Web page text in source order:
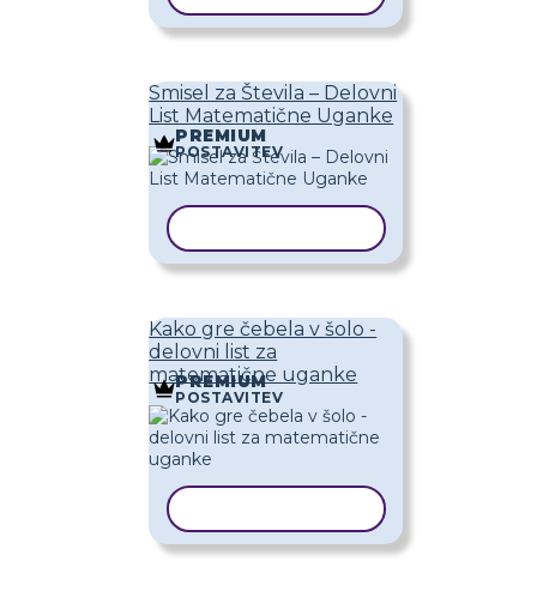
Smisel za Števila – Delovni
List Matematične Uganke
PREMIUM
POSTAVITEV
Kako gre čebela v šolo -
delovni list za
matematične uganke
PREMIUM
POSTAVITEV